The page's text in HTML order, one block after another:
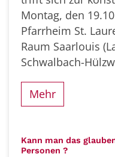
Montag, den
Pfarrheim St.
Raum Saarlouis
Schwalbach-
Mehr
Kann man das
Personen ?: